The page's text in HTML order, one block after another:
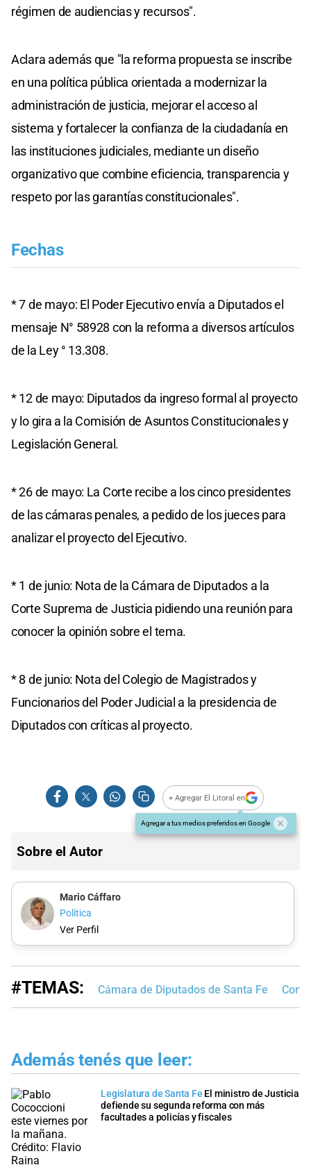
régimen de audiencias y recursos".
Aclara además que "la reforma propuesta se inscribe
en una política pública orientada a modernizar la
administración de justicia, mejorar el acceso al
sistema y fortalecer la confianza de la ciudadanía en
las instituciones judiciales, mediante un diseño
organizativo que combine eficiencia, transparencia y
respeto por las garantías constitucionales".
Fechas
* 7 de mayo: El Poder Ejecutivo envía a Diputados el
mensaje N° 58928 con la reforma a diversos artículos
de la Ley ° 13.308.
* 12 de mayo: Diputados da ingreso formal al proyecto
y lo gira a la Comisión de Asuntos Constitucionales y
Legislación General.
* 26 de mayo: La Corte recibe a los cinco presidentes
de las cámaras penales, a pedido de los jueces para
analizar el proyecto del Ejecutivo.
* 1 de junio: Nota de la Cámara de Diputados a la
Corte Suprema de Justicia pidiendo una reunión para
conocer la opinión sobre el tema.
* 8 de junio: Nota del Colegio de Magistrados y
Funcionarios del Poder Judicial a la presidencia de
Diputados con críticas al proyecto.
+ Agregar El Litoral en
Agregar a tus medios preferidos en Google
Sobre el Autor
Mario Cáffaro
Política
Ver Perfil
#TEMAS: Cámara de Diputados de Santa Fe
Además tenés que leer:
Legislatura de Santa Fe El ministro de Justicia
defiende su segunda reforma con más
facultades a policías y fiscales